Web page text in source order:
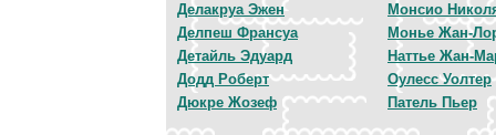
Делакруа Эжен
Делпеш Франсуа
Детайль Эдуард
Додд Роберт
Дюкре Жозеф
Монсио
Монье Жан-
Наттье Жан-
Оулесс Уолтер
Патель Пьер